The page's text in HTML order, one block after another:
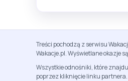
Treści pochodzą z serwisu
Wakacje.pl. Wyświetlane okazje
Wszystkie odnośniki, które
poprzez kliknięcie linku partnera.